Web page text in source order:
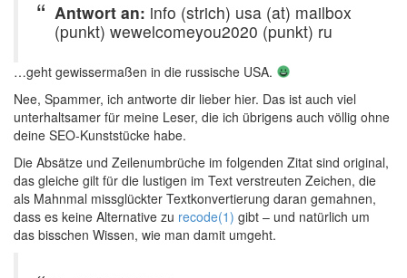
Antwort an: info (strich) usa (at) mailbox
(punkt) wewelcomeyou2020 (punkt) ru
…geht gewissermaßen in die russische USA.
Nee, Spammer, ich antworte dir lieber hier. Das ist auch viel
unterhaltsamer für meine Leser, die ich übrigens auch völlig ohne
deine SEO-Kunststücke habe.
Die Absätze und Zeilenumbrüche im folgenden Zitat sind original,
das gleiche gilt für die lustigen im Text verstreuten Zeichen, die
als Mahnmal missglückter Textkonvertierung daran gemahnen,
dass es keine Alternative zu recode(1) gibt – und natürlich um
das bisschen Wissen, wie man damit umgeht.